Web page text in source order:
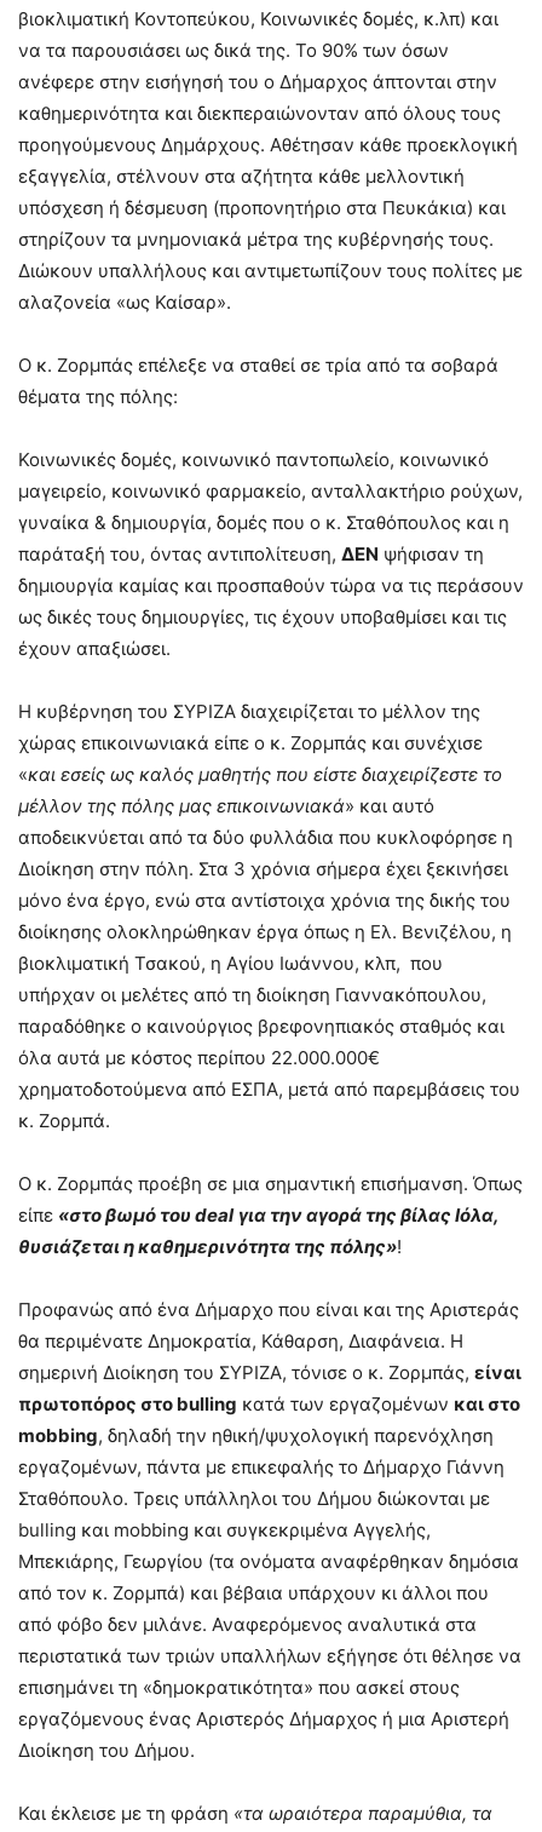
βιοκλιματική Κοντοπεύκου, Κοινωνικές δομές, κ.λπ) και
να τα παρουσιάσει ως δικά της. Το 90% των όσων
ανέφερε στην εισήγησή του ο Δήμαρχος άπτονται στην
καθημερινότητα και διεκπεραιώνονταν από όλους τους
προηγούμενους Δημάρχους. Αθέτησαν κάθε προεκλογική
εξαγγελία, στέλνουν στα αζήτητα κάθε μελλοντική
υπόσχεση ή δέσμευση (προπονητήριο στα Πευκάκια) και
στηρίζουν τα μνημονιακά μέτρα της κυβέρνησής τους.
Διώκουν υπαλλήλους και αντιμετωπίζουν τους πολίτες με
αλαζονεία «ως Καίσαρ».
Ο κ. Ζορμπάς επέλεξε να σταθεί σε τρία από τα σοβαρά
θέματα της πόλης:
Κοινωνικές δομές, κοινωνικό παντοπωλείο, κοινωνικό
μαγειρείο, κοινωνικό φαρμακείο, ανταλλακτήριο ρούχων,
γυναίκα & δημιουργία, δομές που ο κ. Σταθόπουλος και η
παράταξή του, όντας αντιπολίτευση, ΔΕΝ ψήφισαν τη
δημιουργία καμίας και προσπαθούν τώρα να τις περάσουν
ως δικές τους δημιουργίες, τις έχουν υποβαθμίσει και τις
έχουν απαξιώσει.
Η κυβέρνηση του ΣΥΡΙΖΑ διαχειρίζεται το μέλλον της
χώρας επικοινωνιακά είπε ο κ. Ζορμπάς και συνέχισε
«και εσείς ως καλός μαθητής που είστε διαχειρίζεστε το
μέλλον της πόλης μας επικοινωνιακά» και αυτό
αποδεικνύεται από τα δύο φυλλάδια που κυκλοφόρησε η
Διοίκηση στην πόλη. Στα 3 χρόνια σήμερα έχει ξεκινήσει
μόνο ένα έργο, ενώ στα αντίστοιχα χρόνια της δικής του
διοίκησης ολοκληρώθηκαν έργα όπως η Ελ. Βενιζέλου, η
βιοκλιματική Τσακού, η Αγίου Ιωάννου, κλπ, που
υπήρχαν οι μελέτες από τη διοίκηση Γιαννακόπουλου,
παραδόθηκε ο καινούργιος βρεφονηπιακός σταθμός και
όλα αυτά με κόστος περίπου 22.000.000€
χρηματοδοτούμενα από ΕΣΠΑ, μετά από παρεμβάσεις του
κ. Ζορμπά.
Ο κ. Ζορμπάς προέβη σε μια σημαντική επισήμανση. Όπως
είπε «στο βωμό του deal για την αγορά της βίλας Ιόλα,
θυσιάζεται η καθημερινότητα της πόλης»!
Προφανώς από ένα Δήμαρχο που είναι και της Αριστεράς
θα περιμένατε Δημοκρατία, Κάθαρση, Διαφάνεια. Η
σημερινή Διοίκηση του ΣΥΡΙΖΑ, τόνισε ο κ. Ζορμπάς, είναι
πρωτοπόρος στο bulling κατά των εργαζομένων και στο
mobbing, δηλαδή την ηθική/ψυχολογική παρενόχληση
εργαζομένων, πάντα με επικεφαλής το Δήμαρχο Γιάννη
Σταθόπουλο. Τρεις υπάλληλοι του Δήμου διώκονται με
bulling και mobbing και συγκεκριμένα Αγγελής,
Μπεκιάρης, Γεωργίου (τα ονόματα αναφέρθηκαν δημόσια
από τον κ. Ζορμπά) και βέβαια υπάρχουν κι άλλοι που
από φόβο δεν μιλάνε. Αναφερόμενος αναλυτικά στα
περιστατικά των τριών υπαλλήλων εξήγησε ότι θέλησε να
επισημάνει τη «δημοκρατικότητα» που ασκεί στους
εργαζόμενους ένας Αριστερός Δήμαρχος ή μια Αριστερή
Διοίκηση του Δήμου.
Και έκλεισε με τη φράση «τα ωραιότερα παραμύθια, τα